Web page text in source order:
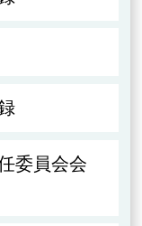
委員会会